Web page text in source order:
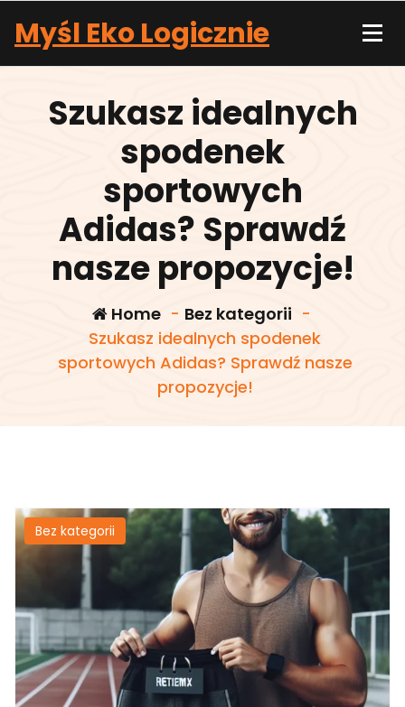
content
Myśl Eko Logicznie
Szukasz idealnych
spodenek
sportowych
Adidas? Sprawdź
nasze propozycje!
Home- Bez kategorii -
Szukasz idealnych spodenek
sportowych Adidas? Sprawdź nasze
propozycje!
Bez kategorii